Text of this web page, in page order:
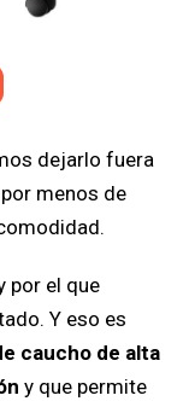
dejarlo fuera
menos de
por el que
Y eso es
caucho de alta
y que permite